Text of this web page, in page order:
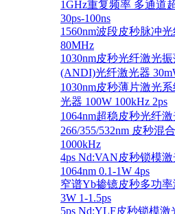
1GHz重复频率 多通道
30ps-100ns
1560nm波段皮秒脉冲
80MHz
1030nm皮秒光纤激光
(ANDI)光纤激光器
1030nm皮秒薄片激光
光器 100W 100kHz 2ps
1064nm超稳皮秒光纤
266/355/532nm 皮秒混
1000kHz
4ps Nd:VAN皮秒锁模
1064nm 0.1-1W 4ps
窄谱Yb掺镱皮秒多功率
3W 1-1.5ps
5ps Nd:YLF皮秒锁模激